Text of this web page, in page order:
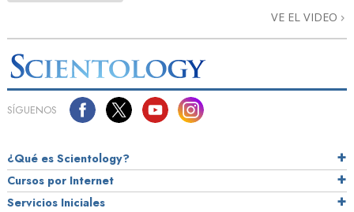
VE EL VIDEO
SÍGUENOS
¿Qué es Scientology?
Cursos por Internet
Servicios Iniciales